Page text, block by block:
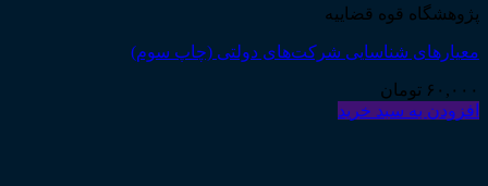
پژوهشگاه قوه قضاییه
معیارهای شناسایی شرکت‌های دولتی (چاپ سوم)
۶۰,۰۰۰ تومان
افزودن به سبد خرید